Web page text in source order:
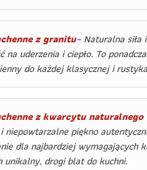
z granitu– Naturalna
na uderzenia i ciepło. To
do każdej klasycznej i
z kwarcytu naturalnego
niepowtarzalne piękno
dla najbardziej wymagających
unikalny, drogi blat do kuchni.